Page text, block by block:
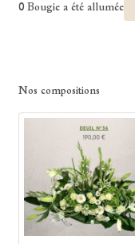
0 Bougie a été allumée
Nos compositions